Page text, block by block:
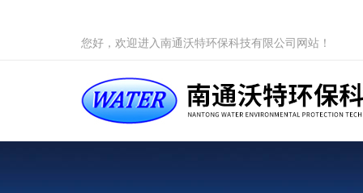
您好，欢迎进入南通沃特环保科技有限公司网站！